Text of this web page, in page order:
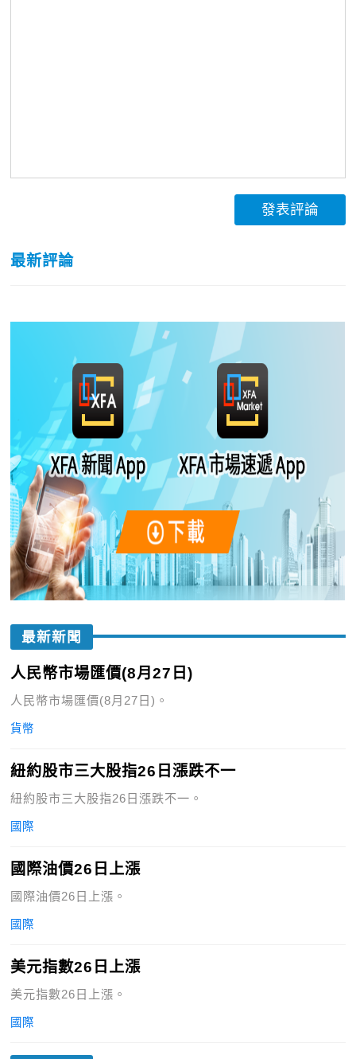
發表評論
最新評論
最新新聞
人民幣市場匯價(8月27日)
人民幣市場匯價(8月27日)。
貨幣
紐約股市三大股指26日漲跌不一
紐約股市三大股指26日漲跌不一。
國際
國際油價26日上漲
國際油價26日上漲。
國際
美元指數26日上漲
美元指數26日上漲。
國際